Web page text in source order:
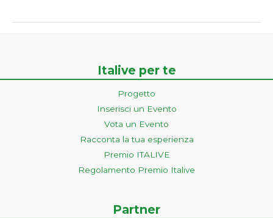
Italive per te
Progetto
Inserisci un Evento
Vota un Evento
Racconta la tua esperienza
Premio ITALIVE
Regolamento Premio Italive
Partner